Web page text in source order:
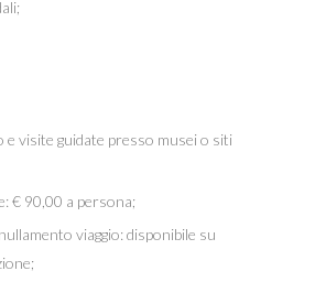
e visite guidate presso musei o siti
€ 90,00 a persona;
viaggio: disponibile su